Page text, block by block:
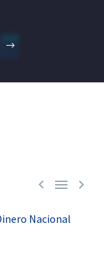
  
Nacional